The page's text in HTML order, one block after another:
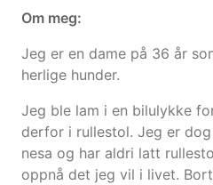
Om meg:
Jeg er en dame på 36 år
herlige hunder.
Jeg ble lam i en bilulykke
derfor i rullestol. Jeg er
nesa og har aldri latt
oppnå det jeg vil i livet.